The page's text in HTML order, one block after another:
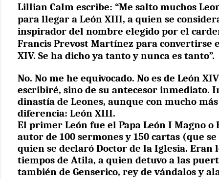
Lillian Calm escribe: “Me salto muchos
para llegar a León XIII, a quien se
inspirador del nombre elegido por el
Francis Prevost Martínez para convertirse
XIV. Se ha dicho ya tanto y nunca es tanto”.
No. No me he equivocado. No es de León
escribiré, sino de su antecesor inmediato.
dinastía de Leones, aunque con mucho
diferencia: León XIII.
El primer León fue el Papa León I Magno o
autor de 100 sermones y 150 cartas (que
quien se declaró Doctor de la Iglesia. Eran
tiempos de Atila, a quien detuvo a las
también de Genserico, rey de vándalos y